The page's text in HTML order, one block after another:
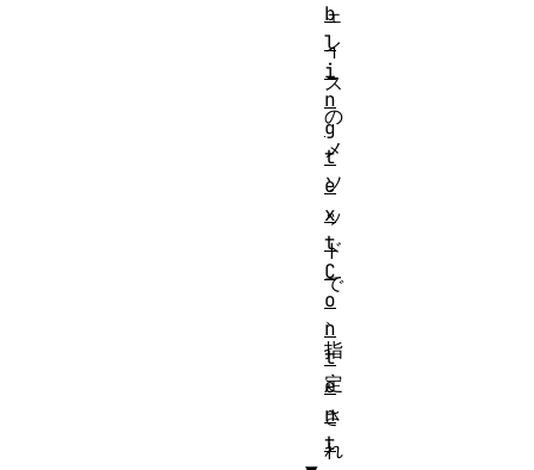
ェ
イ
ス
の
メ
ソ
ッ
ド
で
、
指
定
さ
れ
b
l
i
n
g
t
e
x
t
C
o
n
t
e
n
t